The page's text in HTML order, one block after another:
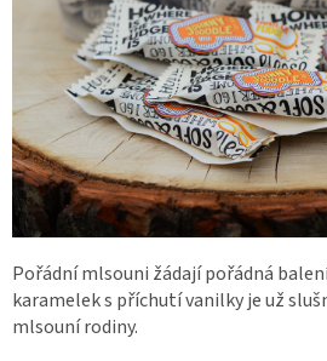
Pořádní mlsouni žádají pořádná
karamelek s příchutí vanilky je už
mlsouní rodiny.